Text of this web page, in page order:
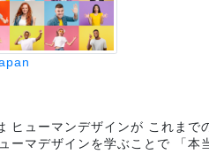
ヒューマンデザインが これま
ーマデザインを学ぶことで 「本